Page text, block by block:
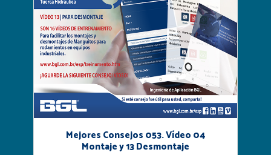
Mejores Consejos 053. Vídeo 04
Montaje y 13 Desmontaje